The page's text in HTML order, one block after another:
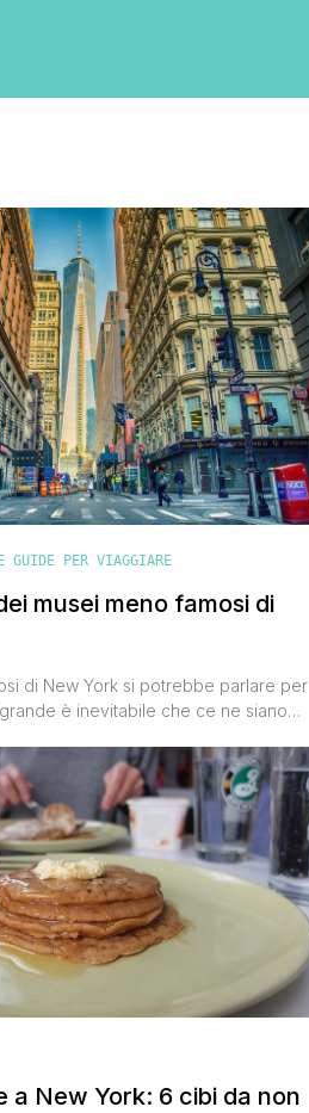
GUIDE PER VIAGGIARE
musei meno famosi di
di New York si potrebbe parlare per
è inevitabile che ce ne siano
e l’affascinante Museo di Storia
del Guggenheim, ma quali sono
articolo ho [']
a New York: 6 cibi da non